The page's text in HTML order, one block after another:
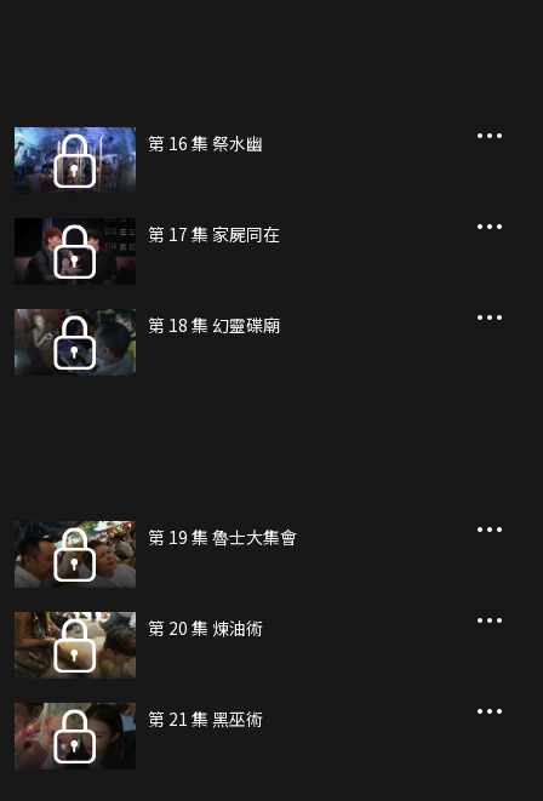
第 16 集 祭水幽
第 17 集 家屍同在
第 18 集 幻靈碟廟
第 19 集 魯士大集會
第 20 集 煉油術
第 21 集 黑巫術